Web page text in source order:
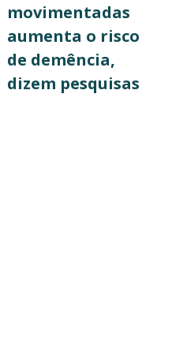
movimentadas
aumenta o risco
de demência,
dizem pesquisas